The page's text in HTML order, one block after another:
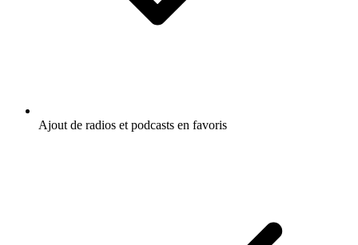
Ajout de radios et podcasts en favoris